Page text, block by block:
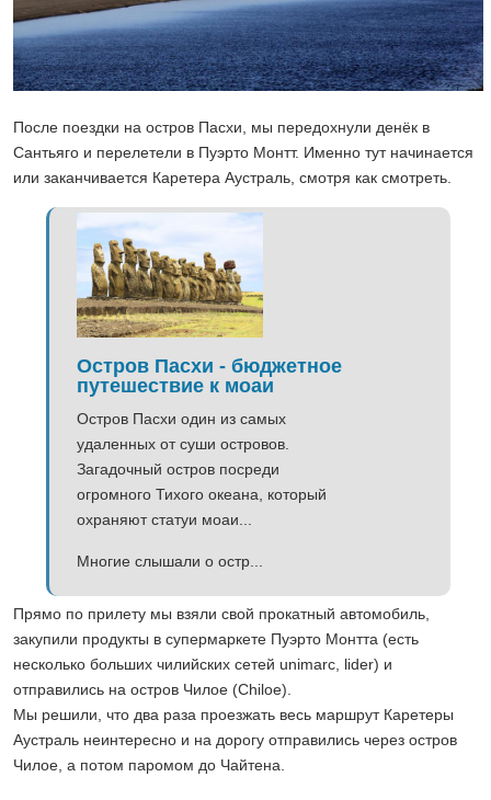
После поездки на остров Пасхи, мы передохнули денёк в
Сантьяго и перелетели в Пуэрто Монтт. Именно тут начинается
или заканчивается Каретера Аустраль, смотря как смотреть.
Остров Пасхи - бюджетное
путешествие к моаи
Остров Пасхи один из самых
удаленных от суши островов.
Загадочный остров посреди
огромного Тихого океана, который
охраняют статуи моаи...
Многие слышали о остр...
Прямо по прилету мы взяли свой прокатный автомобиль,
закупили продукты в супермаркете Пуэрто Монтта (есть
несколько больших чилийских сетей unimarc, lider) и
отправились на остров Чилое (Chiloe).
Мы решили, что два раза проезжать весь маршрут Каретеры
Аустраль неинтересно и на дорогу отправились через остров
Чилое, а потом паромом до Чайтена.